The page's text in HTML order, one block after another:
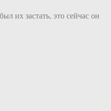
их застать, это сейчас он